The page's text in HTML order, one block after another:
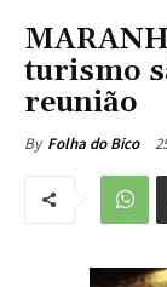
turismo
reunião
By Folha do Bico